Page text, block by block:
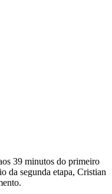
39 minutos do primeiro
da segunda etapa, Cristian